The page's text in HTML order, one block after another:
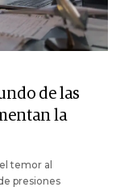
de las
la
temor al
presiones